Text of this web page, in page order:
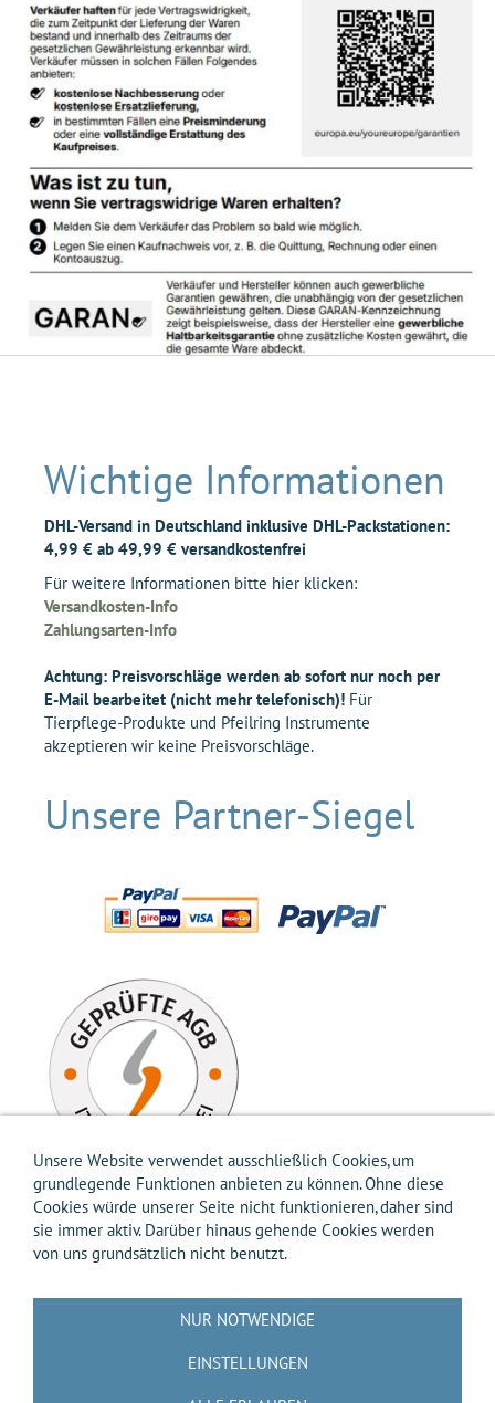
Wichtige Informationen
DHL-Versand in Deutschland inklusive DHL-Packstationen:
4,99 € ab 49,99 € versandkostenfrei
Für weitere Informationen bitte hier klicken:
Versandkosten-Info
Zahlungsarten-Info
Achtung: Preisvorschläge werden ab sofort nur noch per
E-Mail bearbeitet (nicht mehr telefonisch)! Für
Tierpflege-Produkte und Pfeilring Instrumente
akzeptieren wir keine Preisvorschläge.
Unsere Partner-Siegel
Versandkosten-InfoZahlungsarten-InfoHilfeDatenschutz
Entsorgung gemäß Verpackungsverordnung
Unsere Website verwendet ausschließlich Cookies, um
grundlegende Funktionen anbieten zu können. Ohne diese
Cookies würde unserer Seite nicht funktionieren, daher sind
sie immer aktiv. Darüber hinaus gehende Cookies werden
von uns grundsätzlich nicht benutzt.
NUR NOTWENDIGE
EINSTELLUNGEN